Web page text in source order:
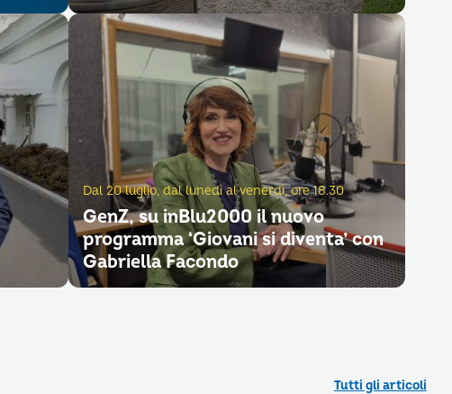
Dal 20 luglio, dal lunedì al venerdì, ore 18.30
GenZ, su inBlu2000 il nuovo
programma ‘Giovani si diventa’ con
Gabriella Facondo
Tutti gli articoli